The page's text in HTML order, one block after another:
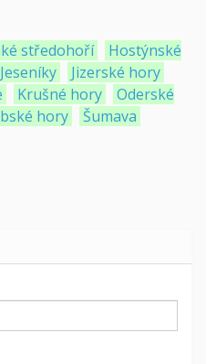
středohoří
Hostýnské
Jeseníky
Jizerské hory
Krušné hory
Oderské
hory
Šumava